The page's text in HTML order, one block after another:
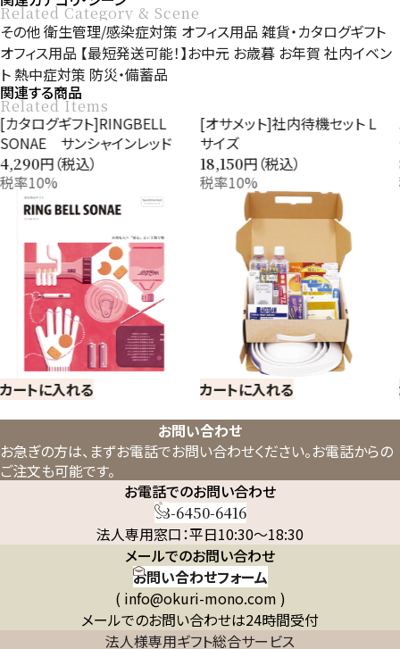
Related Category & Scene
その他衛生管理/感染症対策 オフィス用品 雑貨・カタログギフト
オフィス用品 【最短発送可能！】お中元 お歳暮 お年賀 社内イベン
ト熱中症対策 防災・備蓄品
関連する商品
Related Items
[カタログギフト]RINGBELL
SONAE サンシャインレッド
4,290円（税込）
税率10%
カートに入れる
[オサメット]社内待機セット L
サイズ
18,150円（税込）
税率10%
カートに入れる
お問い合わせ
お急ぎの方は、まずお電話でお問い合わせください。お電話からの
ご注文も可能です。
お電話でのお問い合わせ
03-6450-6416
法人専用窓口：平日10:30～18:30
メールでのお問い合わせ
お問い合わせフォーム
( info@okuri-mono.com )
メールでのお問い合わせは24時間受付
法人様専用ギフト総合サービス